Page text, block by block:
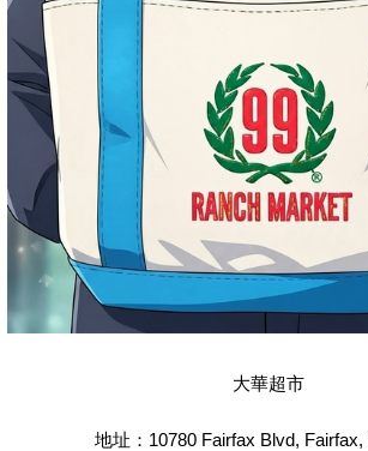
大華超市
地址：10780 Fairfax Blvd, Fairfax,